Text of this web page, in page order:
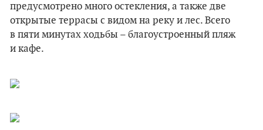
предусмотрено много остекления, а также две
открытые террасы с видом на реку и лес. Всего
в пяти минутах ходьбы – благоустроенный пляж
и кафе.